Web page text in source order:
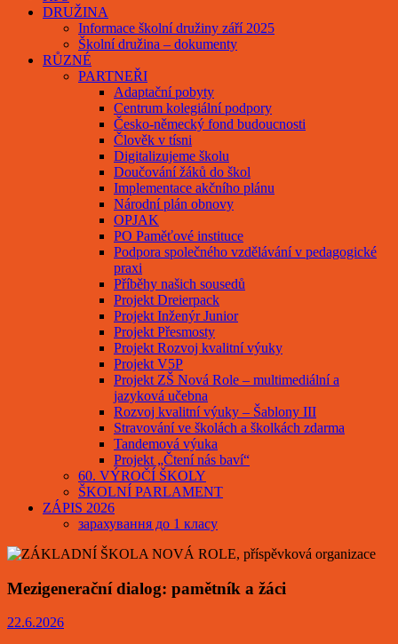
DRUŽINA
Informace školní družiny září 2025
Školní družina – dokumenty
RŮZNÉ
PARTNEŘI
Adaptační pobyty
Centrum kolegiální podpory
Česko-německý fond budoucnosti
Člověk v tísni
Digitalizujeme školu
Doučování žáků do škol
Implementace akčního plánu
Národní plán obnovy
OPJAK
PO Paměťové instituce
Podpora společného vzdělávání v pedagogické
praxi
Příběhy našich sousedů
Projekt Dreierpack
Projekt Inženýr Junior
Projekt Přesmosty
Projekt Rozvoj kvalitní výuky
Projekt V5P
Projekt ZŠ Nová Role – multimediální a
jazyková učebna
Rozvoj kvalitní výuky – Šablony III
Stravování ve školách a školkách zdarma
Tandemová výuka
Projekt „Čtení nás baví“
60. VÝROČÍ ŠKOLY
ŠKOLNÍ PARLAMENT
ZÁPIS 2026
зарахування до 1 класу
Mezigenerační dialog: pamětník a žáci
22.6.2026